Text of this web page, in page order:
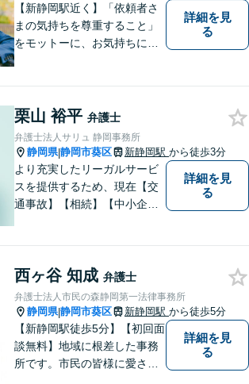
る分野です。
【新静岡駅近く】「依頼者さ
まの気持ちを尊重すること」
をモットーに、お気持ちに寄
ご相談ください【交通事故】
豊富な経験と実績で早期に解
決
詳細を見
る
栗山 裕平 弁護士
弁護士法人サリュ 静岡事務所
静岡県|静岡市葵区 新静岡駅 から徒歩3分
より充実したリーガルサービ
スを提供するため、現在【交
通事故】【相続】【中小企業
市での豊富な弁護士経験と多
数の解決実績がございます。
詳細を見
る
西ヶ谷 知成 弁護士
弁護士法人市民の森静岡第一法律事務所
静岡県|静岡市葵区 新静岡駅 から徒歩5分
【新静岡駅徒歩5分】【初回面
談無料】地域に根差した事務
所です。市民の皆様に愛され
詳細を見
る